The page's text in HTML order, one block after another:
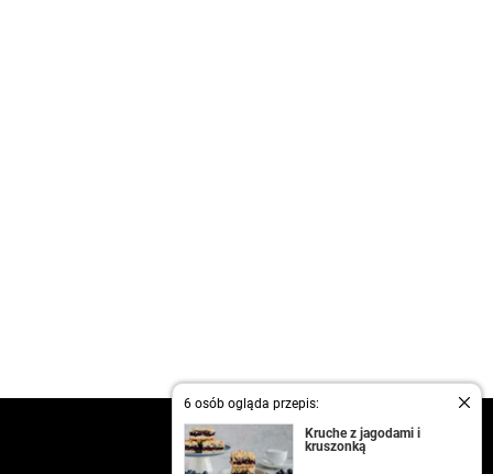
6 osób ogląda przepis:
Kruche z jagodami i
kruszonką
regulamin